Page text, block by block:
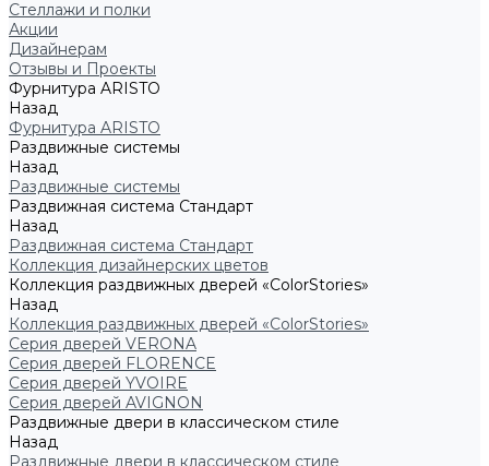
Стеллажи и полки
Акции
Дизайнерам
Отзывы и Проекты
Фурнитура ARISTO
Назад
Фурнитура ARISTO
Раздвижные системы
Назад
Раздвижные системы
Раздвижная система Стандарт
Назад
Раздвижная система Стандарт
Коллекция дизайнерских цветов
Коллекция раздвижных дверей «ColorStories»
Назад
Коллекция раздвижных дверей «ColorStories»
Серия дверей VERONA
Серия дверей FLORENCE
Серия дверей YVOIRE
Серия дверей AVIGNON
Раздвижные двери в классическом стиле
Назад
Раздвижные двери в классическом стиле